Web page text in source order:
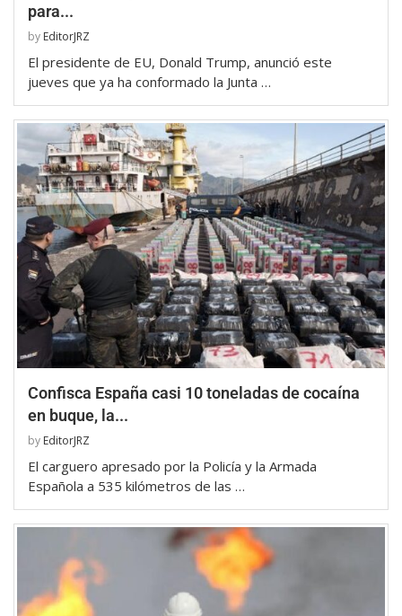
para...
by EditorJRZ
El presidente de EU, Donald Trump, anunció este
jueves que ya ha conformado la Junta …
Confisca España casi 10 toneladas de cocaína
en buque, la...
by EditorJRZ
El carguero apresado por la Policía y la Armada
Española a 535 kilómetros de las …